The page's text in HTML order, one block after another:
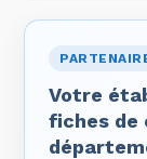
Votre
fiches de